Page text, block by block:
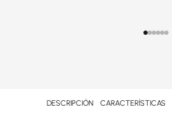
DESCRIPCIÓN CARACTERÍSTICAS